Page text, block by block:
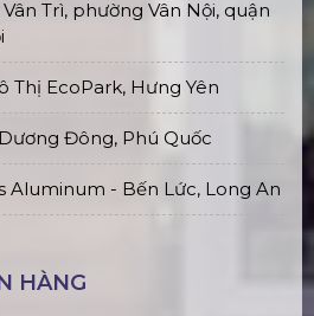
Trì, phường Vân Nội, quận
Thị EcoPark, Hưng Yên
Đông, Phú Quốc
Aluminum - Bến Lức, Long An
HÀNG